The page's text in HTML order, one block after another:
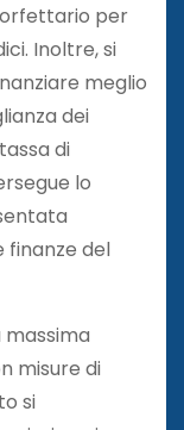
per
Inoltre, si
meglio
dei
di
lo
finanze del
misure di
si